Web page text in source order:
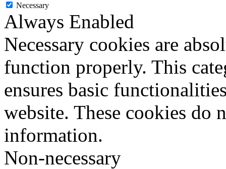
Necessary
Always Enabled
Necessary cookies are
function properly. This
ensures basic
website. These cookies do
information.
Non-necessary